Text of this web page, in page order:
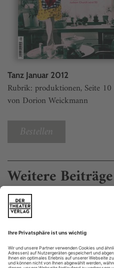
Tanz Januar 2012
Rubrik: produktionen, Seite 10
von Dorion Weickmann
Bestellen
Weitere Beiträge
highlights
berlin: tanztage
Alles glänzt? Bloß nicht. Der
nach wie vor, aber
Sasha Waltz und Jochen